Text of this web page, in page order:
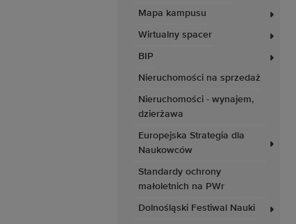
Mapa kampusu
Wirtualny spacer
BIP
Nieruchomości na sprzedaż
Nieruchomości - wynajem,
dzierżawa
Europejska Strategia dla
Naukowców
Standardy ochrony
małoletnich na PWr
Dolnośląski Festiwal Nauki